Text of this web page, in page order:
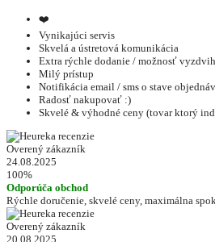
❤️
Vynikajúci servis
Skvelá a ústretová komunikácia
Extra rýchle dodanie / možnosť
Milý prístup
Notifikácia email / sms o stave
Radosť nakupovať :)
Skvelé & výhodné ceny (tovar ktorý
Overený zákazník
24.08.2025
100%
Odporúča obchod
Rýchle doručenie, skvelé ceny, maximálna
Overený zákazník
20.08.2025